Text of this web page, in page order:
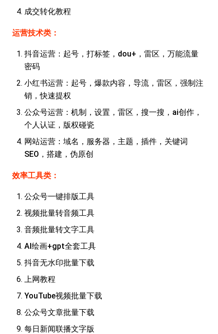
页
业
讯
眼
避
南
运
百
科
成交转化教程
运营技术类：
抖音运营：起号，打标签，dou+，雷区，万能流量
密码
小红书运营：起号，爆款内容，导流，雷区，强制注
销，快速提权
公众号运营：机制，设置，雷区，搜一搜，ai创作，
个人认证，版权碰瓷
网站运营：域名，服务器，主题，插件，关键词
SEO，搭建，伪原创
效率工具类：
公众号一键排版工具
视频批量转音频工具
音频批量转文字工具
AI绘画+gpt全套工具
抖音无水印批量下载
上网教程
YouTube视频批量下载
公众号文章批量下载
每日新闻联播文字版